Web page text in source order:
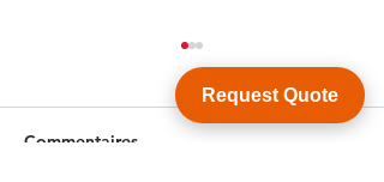
Commentaires
Request Quote